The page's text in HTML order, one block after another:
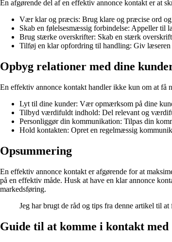
En afgørende del af en effektiv annonce kontakt er at
Vær klar og præcis: Brug klare og præcise ord
Skab en følelsesmæssig forbindelse: Appeller til
Brug stærke overskrifter: Skab en stærk
Tilføj en klar opfordring til handling: Giv
Opbyg relationer med dine
En effektiv annonce kontakt handler ikke kun om at få
Lyt til dine kunder: Vær opmærksom på dine
Tilbyd værdifuldt indhold: Del relevant og
Personliggør din kommunikation: Tilpas din
Hold kontakten: Opret en regelmæssig
Opsummering
En effektiv annonce kontakt er afgørende for at
på en effektiv måde. Husk at have en klar annonce
markedsføring.
Jeg har brugt de råd og tips fra denne artikel til
Guide til at komme i kontakt med